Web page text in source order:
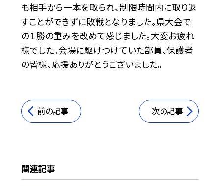
も相手から一本を取られ、制限時間内に取り返
すことができずに敗戦となりました。県大会で
の１勝の重みを改めて感じました。大変お疲れ
様でした。会場に駆けつけていた部員、保護者
の皆様、応援ありがとうございました。
前の記事 次の記事
関連記事